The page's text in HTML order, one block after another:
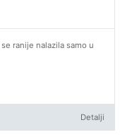
ranije nalazila samo u
Detalji